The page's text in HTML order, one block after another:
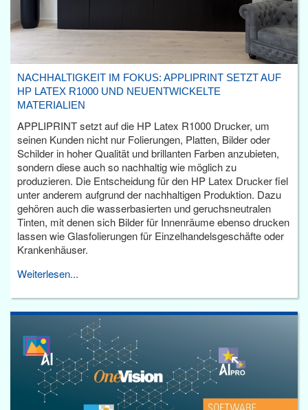
NACHHALTIGKEIT IM FOKUS: APPLIPRINT SETZT AUF
HP LATEX R1000 UND NEUENTWICKELTE
MATERIALIEN
APPLIPRINT setzt auf die HP Latex R1000 Drucker, um
seinen Kunden nicht nur Folierungen, Platten, Bilder oder
Schilder in hoher Qualität und brillanten Farben anzubieten,
sondern diese auch so nachhaltig wie möglich zu
produzieren. Die Entscheidung für den HP Latex Drucker fiel
unter anderem aufgrund der nachhaltigen Produktion. Dazu
gehören auch die wasserbasierten und geruchsneutralen
Tinten, mit denen sich Bilder für Innenräume ebenso drucken
lassen wie Glasfolierungen für Einzelhandelsgeschäfte oder
Krankenhäuser.
Weiterlesen...